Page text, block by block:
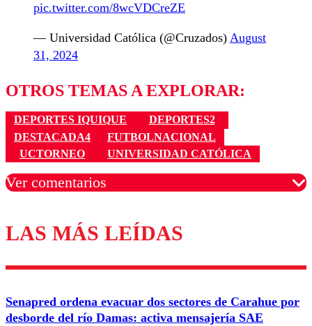
pic.twitter.com/8wcVDCreZE
— Universidad Católica (@Cruzados) August
31, 2024
OTROS TEMAS A EXPLORAR:
DEPORTES IQUIQUE
DEPORTES2
DESTACADA4
FUTBOLNACIONAL
UCTORNEO
UNIVERSIDAD CATÓLICA
Ver comentarios
Los comentarios son moderados para garantizar un
diálogo respetuoso.
Correo
LAS MÁS LEÍDAS
Senapred ordena evacuar dos sectores de Carahue por
desborde del río Damas: activa mensajería SAE